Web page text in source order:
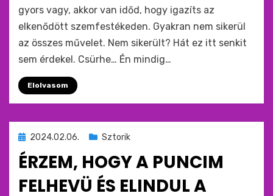
gyors vagy, akkor van időd, hogy igazíts az
elkenődött szemfestékeden. Gyakran nem sikerül
az összes művelet. Nem sikerült? Hát ez itt senkit
sem érdekel. Csürhe… Én mindig…
Elolvasom
Beküldve
ide
2024.02.06. Sztorik
ÉRZEM, HOGY A PUNCIM
FELHEVÜ ÉS ELINDUL A